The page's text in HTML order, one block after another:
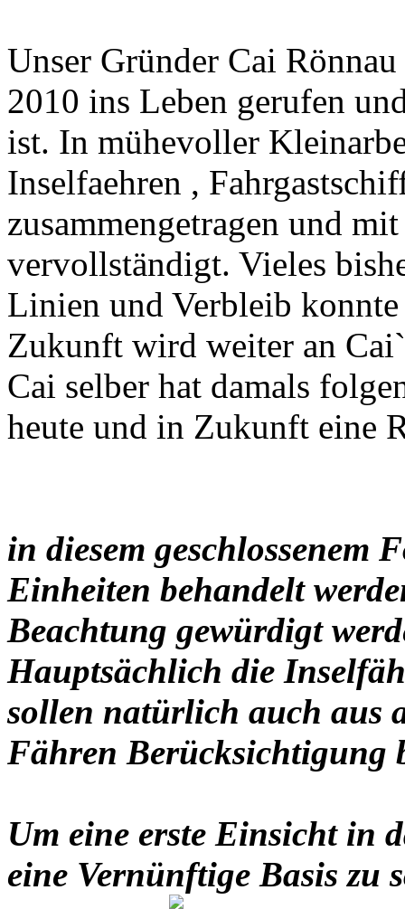
Unser Gründer Cai
2010 ins Leben gerufen
ist. In mühevoller
Inselfaehren ,
zusammengetragen und
vervollständigt. Vieles
Linien und Verbleib
Zukunft wird weiter an
Cai selber hat damals
heute und in Zukunft eine
in diesem geschlossenem
Einheiten behandelt
Beachtung gewürdigt
Hauptsächlich die
sollen natürlich auch aus
Fähren Berücksichtigung
Um eine erste Einsicht in
eine Vernünftige Basis zu